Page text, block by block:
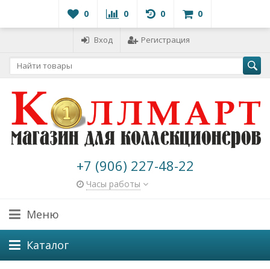
0 0 0 0
Вход Регистрация
+7 (906) 227-48-22
Часы работы
Меню
Каталог